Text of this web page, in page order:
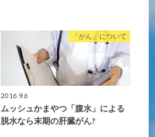
「がん」について
2016.9.6
ムッシュかまやつ「腹水」による
脱水なら末期の肝臓がん?